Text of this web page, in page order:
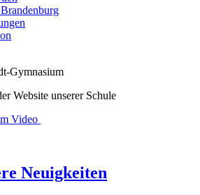
Gymnasium
Website unserer Schule
Video
Neuigkeiten